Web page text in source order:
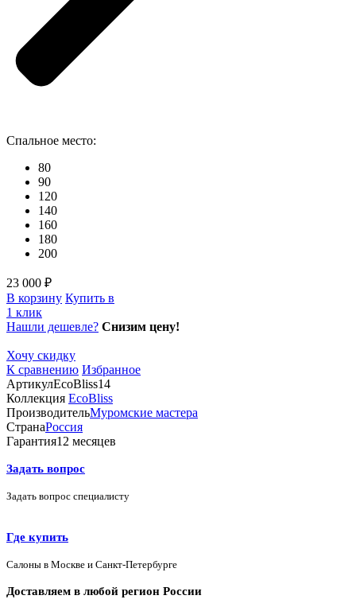
Спальное место:
80
90
120
140
160
180
200
23 000 ₽
В корзину Купить в
1 клик
Нашли дешевле? Снизим цену!
Хочу скидку
К сравнению Избранное
АртикулEcoBliss14
Коллекция EcoBliss
ПроизводительМуромские мастера
СтранаРоссия
Гарантия12 месяцев
Задать вопрос
Задать вопрос специалисту
Где купить
Салоны в Москве и Санкт-Петербурге
Доставляем в любой регион России